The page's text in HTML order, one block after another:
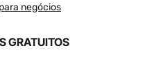
negócios
GRATUITOS